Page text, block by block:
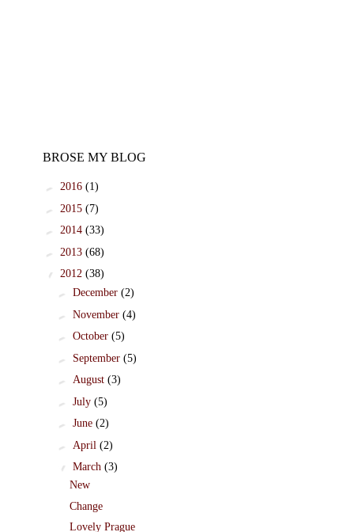
BROSE MY BLOG
► 2016 (1)
► 2015 (7)
► 2014 (33)
► 2013 (68)
▼ 2012 (38)
►December(2)
►November(4)
►October(5)
► September(5)
►August(3)
►July(5)
►June(2)
► April(2)
▼March(3)
New
Change
Lovely Prague